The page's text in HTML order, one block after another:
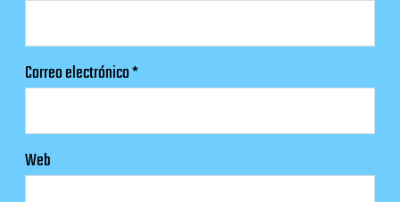
Correo electrónico*
Web